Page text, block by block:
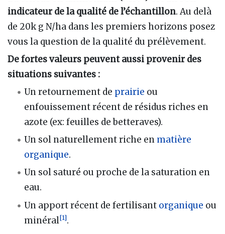
indicateur de la qualité de l’échantillon. Au delà
de 20k g N/ha dans les premiers horizons posez
vous la question de la qualité du prélèvement.
De fortes valeurs peuvent aussi provenir des
situations suivantes :
Un retournement de prairie ou
enfouissement récent de résidus riches en
azote (ex: feuilles de betteraves).
Un sol naturellement riche en matière
organique.
Un sol saturé ou proche de la saturation en
eau.
Un apport récent de fertilisant organique ou
minéral[1].